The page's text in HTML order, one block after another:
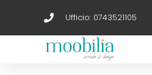
Ufficio: 0743521105